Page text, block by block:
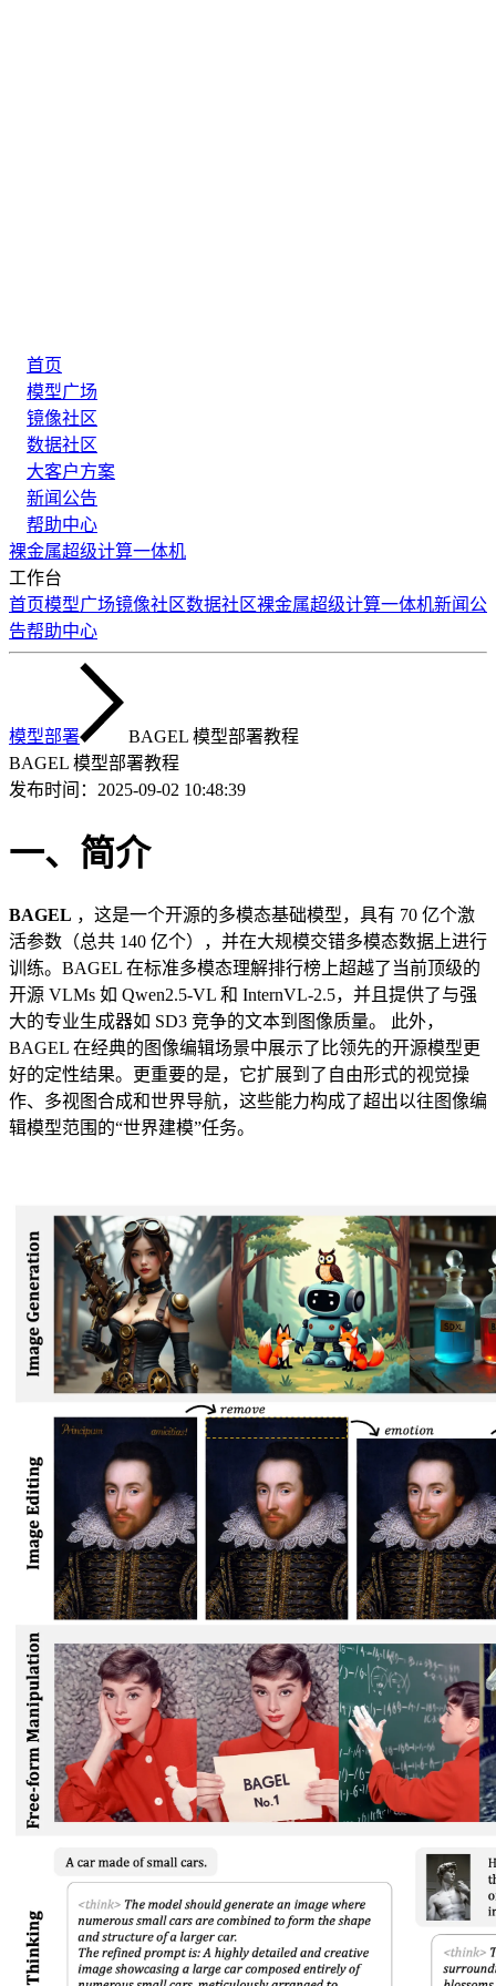
首页
模型广场
镜像社区
数据社区
大客户方案
新闻公告
帮助中心
裸金属超级计算一体机
工作台
首页模型广场镜像社区数据社区裸金属超级计算一体机新闻公
告帮助中心
模型部署
BAGEL 模型部署教程
BAGEL 模型部署教程
发布时间： 2025-09-02 10:48:39
一、简介
BAGEL ，这是一个开源的多模态基础模型，具有 70 亿个激
活参数（总共 140 亿个），并在大规模交错多模态数据上进行
训练。BAGEL 在标准多模态理解排行榜上超越了当前顶级的
开源 VLMs 如 Qwen2.5-VL 和 InternVL-2.5，并且提供了与强
大的专业生成器如 SD3 竞争的文本到图像质量。 此外，
BAGEL 在经典的图像编辑场景中展示了比领先的开源模型更
好的定性结果。更重要的是，它扩展到了自由形式的视觉操
作、多视图合成和世界导航，这些能力构成了超出以往图像编
辑模型范围的“世界建模”任务。